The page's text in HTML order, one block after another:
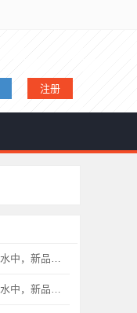
注册
浅草趣答，零撸广赚，保底收益，放水中，新品上线，
满金科技，零撸广赚，保底收益，放水中，新品上线，